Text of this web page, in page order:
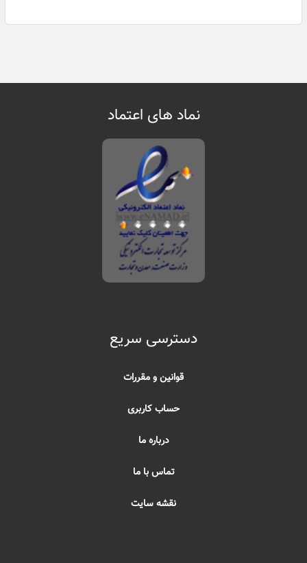
نماد های اعتماد
دسترسی سریع
قوانین و مقررات
حساب کاربری
درباره ما
تماس با ما
نقشه سایت